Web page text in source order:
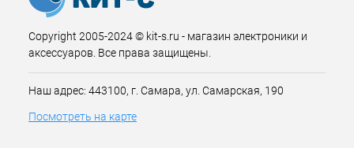
Copyright 2005-2024 © kit-s.ru - магазин электроники и
аксессуаров. Все права защищены.
Наш адрес: 443100, г. Самара, ул. Самарская, 190
Посмотреть на карте